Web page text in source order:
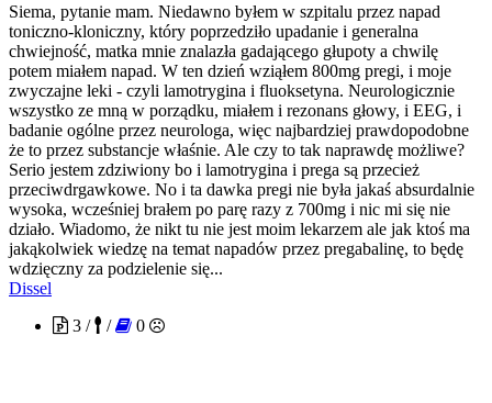
Siema, pytanie mam. Niedawno byłem w szpitalu przez napad
toniczno-kloniczny, który poprzedziło upadanie i generalna
chwiejność, matka mnie znalazła gadającego głupoty a chwilę
potem miałem napad. W ten dzień wziąłem 800mg pregi, i moje
zwyczajne leki - czyli lamotrygina i fluoksetyna. Neurologicznie
wszystko ze mną w porządku, miałem i rezonans głowy, i EEG, i
badanie ogólne przez neurologa, więc najbardziej prawdopodobne
że to przez substancje właśnie. Ale czy to tak naprawdę możliwe?
Serio jestem zdziwiony bo i lamotrygina i prega są przecież
przeciwdrgawkowe. No i ta dawka pregi nie była jakaś absurdalnie
wysoka, wcześniej brałem po parę razy z 700mg i nic mi się nie
działo. Wiadomo, że nikt tu nie jest moim lekarzem ale jak ktoś ma
jakąkolwiek wiedzę na temat napadów przez pregabalinę, to będę
wdzięczny za podzielenie się...
Dissel
3 /
/ 0